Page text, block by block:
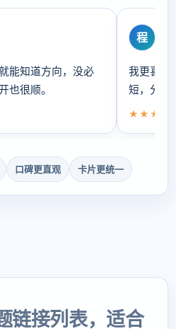
能知道方向，没必
也很顺。
程
我更喜欢
短，分类
口碑更直观 卡片更统一
链接列表，适合